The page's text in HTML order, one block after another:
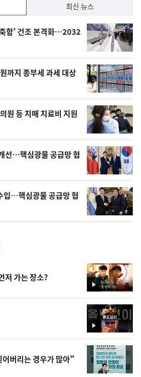
최신 뉴스
함' 건조 본격화…2032
까지 종부세 과세 대상
원 등 치매 치료비 지원
선…핵심광물 공급망 협
입…핵심광물 공급망 협
영
상
저 가는 장소?
영
상
버리는 경우가 많아"